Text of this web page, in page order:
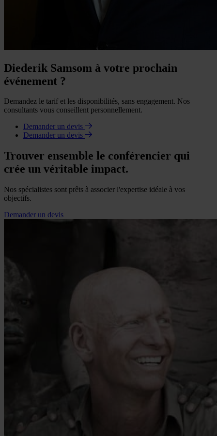
Diederik Samsom à votre prochain
événement ?
Demandez le tarif et les disponibilités, sans engagement. Nos
consultants vous conseillent personnellement.
Demander un devis
Demander un devis
Trouver ensemble le conférencier qui
crée un véritable impact.
Nos spécialistes sont prêts à associer l'expertise idéale à vos
objectifs.
Demander un devis